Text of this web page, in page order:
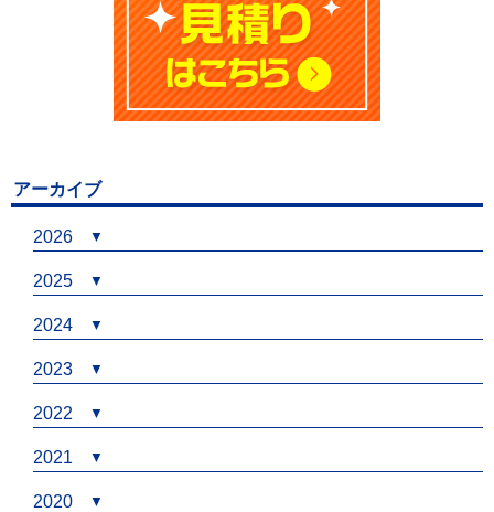
アーカイブ
2026
2025
2024
2023
2022
2021
2020